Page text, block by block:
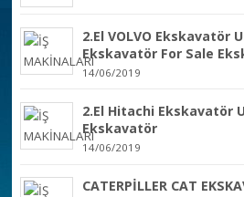
2.El VOLVO Ekskavatör
Ekskavatör For Sale
14/06/2019
2.El Hitachi Ekskavatör
Ekskavatör
14/06/2019
CATERPİLLER CAT